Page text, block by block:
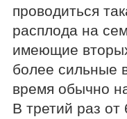
проводиться
расплода на
имеющие
более сильные
время обычно
В третий раз